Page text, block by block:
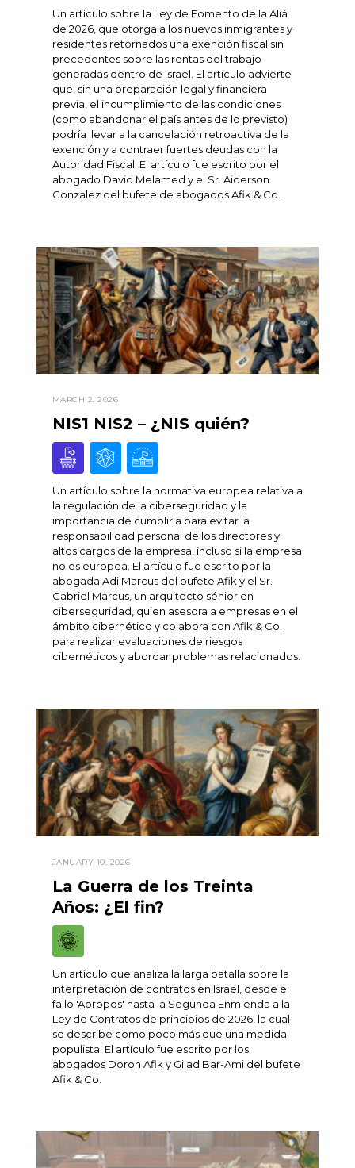
Un artículo sobre la Ley de Fomento de la Aliá
de 2026, que otorga a los nuevos inmigrantes y
residentes retornados una exención fiscal sin
precedentes sobre las rentas del trabajo
generadas dentro de Israel. El artículo advierte
que, sin una preparación legal y financiera
previa, el incumplimiento de las condiciones
(como abandonar el país antes de lo previsto)
podría llevar a la cancelación retroactiva de la
exención y a contraer fuertes deudas con la
Autoridad Fiscal. El artículo fue escrito por el
abogado David Melamed y el Sr. Aiderson
Gonzalez del bufete de abogados Afik & Co.
MARCH 2, 2026
NIS1 NIS2 – ¿NIS quién?
Un artículo sobre la normativa europea relativa a
la regulación de la ciberseguridad y la
importancia de cumplirla para evitar la
responsabilidad personal de los directores y
altos cargos de la empresa, incluso si la empresa
no es europea. El artículo fue escrito por la
abogada Adi Marcus del bufete Afik y el Sr.
Gabriel Marcus, un arquitecto sénior en
ciberseguridad, quien asesora a empresas en el
ámbito cibernético y colabora con Afik & Co.
para realizar evaluaciones de riesgos
cibernéticos y abordar problemas relacionados.
JANUARY 10, 2026
La Guerra de los Treinta
Años: ¿El fin?
Un artículo que analiza la larga batalla sobre la
interpretación de contratos en Israel, desde el
fallo 'Apropos' hasta la Segunda Enmienda a la
Ley de Contratos de principios de 2026, la cual
se describe como poco más que una medida
populista. El artículo fue escrito por los
abogados Doron Afik y Gilad Bar-Ami del bufete
Afik & Co.